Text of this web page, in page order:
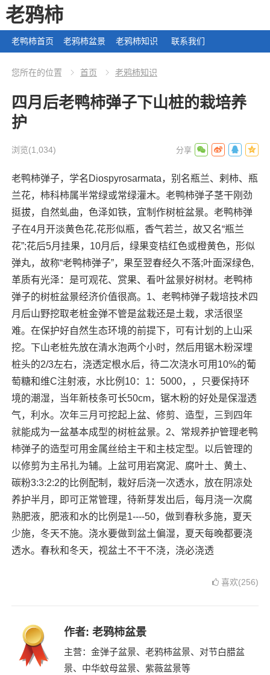
老鸦柿
老鸭柿首页 老鸦柿盆景 老鸦柿知识 联系我们
您所在的位置 首页 老鸦柿知识
四月后老鸭柿弹子下山桩的栽培养
护
浏览(1,034)
老鸭柿弹子，学名Diospyrosarmata，别名瓶兰、剌柿、瓶
兰花，柿科柿属半常绿或常绿灌木。老鸭柿弹子茎干刚劲
挺拔，自然虬曲，色泽如铁，宜制作树桩盆景。老鸭柿弹
子在4月开淡黄色花,花形似瓶，香气若兰，故又名“瓶兰
花”;花后5月挂果，10月后，绿果变桔红色或橙黄色，形似
弹丸，故称“老鸭柿弹子”，果至翌春经久不落;叶面深绿色,
革质有光泽：是可观花、赏果、看叶盆景好树材。老鸭柿
弹子的树桩盆景经济价值很高。1、老鸭柿弹子栽培技术四
月后山野挖取老桩金弹不管是盆栽还是土栽，求活很坚
难。在保护好自然生态环境的前提下，可有计划的上山采
挖。下山老桩先放在清水泡两个小时，然后用锯木粉深埋
桩头的2/3左右，浇透定根水后，待二次浇水可用10%的葡
萄糖和维C注射液，水比例10：1：5000，，只要保持环
境的潮湿，当年新枝条可长50cm，锯木粉的好处是保湿透
气，利水。次年三月可挖起上盆、修剪、造型，三到四年
就能成为一盆基本成型的树桩盆景。2、常规养护管理老鸭
柿弹子的造型可用金属丝给主干和主枝定型。以后管理的
以修剪为主吊扎为辅。上盆可用岩窝泥、腐叶土、黄土、
碳粉3:3:2:2的比例配制，栽好后浇一次透水，放在阴凉处
养护半月，即可正常管理，待新芽发出后，每月浇一次腐
熟肥液，肥液和水的比例是1----50，做到春秋多施，夏天
少施，冬天不施。浇水要做到盆土偏湿，夏天每晚都要浇
透水。春秋和冬天，视盆土不干不浇，浇必浇透
喜欢(256)
作者: 老鸦柿盆景
主营：金弹子盆景、老鸦柿盆景、对节白腊盆
景、中华蚊母盆景、紫薇盆景等